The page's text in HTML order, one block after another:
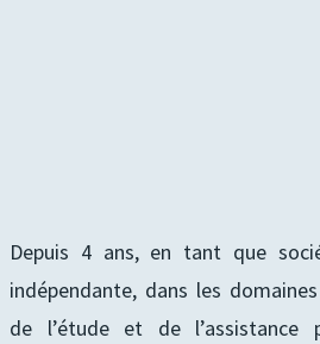
Depuis 4 ans, en tant que
indépendante, dans les
de l’étude et de l’assistance